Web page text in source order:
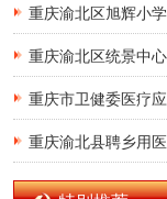
重庆渝北区旭辉小
重庆市卫健委医疗
重庆渝北县聘乡用